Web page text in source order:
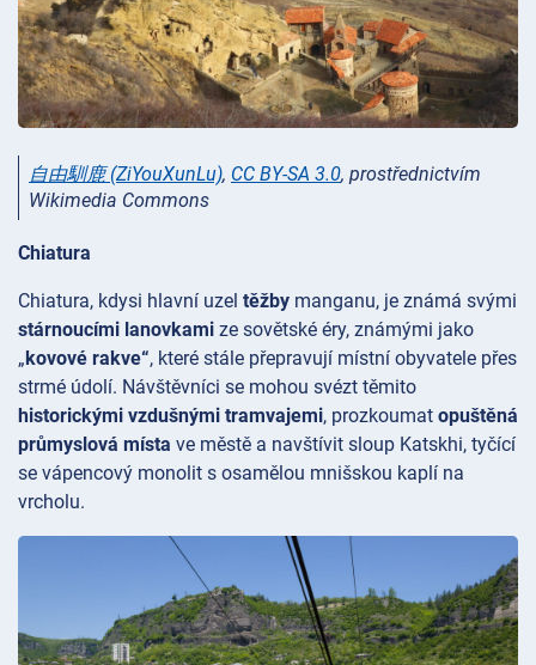
自由馴鹿 (ZiYouXunLu), CC BY-SA 3.0, prostřednictvím
Wikimedia Commons
Chiatura
Chiatura, kdysi hlavní uzel těžby manganu, je známá svými
stárnoucími lanovkami ze sovětské éry, známými jako
„ kovové rakve“, které stále přepravují místní obyvatele přes
strmé údolí. Návštěvníci se mohou svézt těmito
historickými vzdušnými tramvajemi, prozkoumat opuštěná
průmyslová místa ve městě a navštívit sloup Katskhi, tyčící
se vápencový monolit s osamělou mnišskou kaplí na
vrcholu.